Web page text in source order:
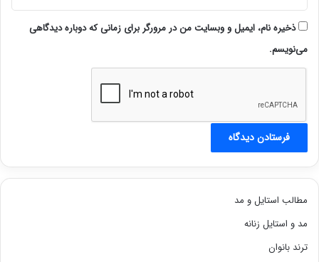
ذخیره نام، ایمیل و وبسایت من در مرورگر برای زمانی که دوباره دیدگاهی
می‌نویسم.
مطالب استایل و مد
مد و استایل زنانه
ترند بانوان